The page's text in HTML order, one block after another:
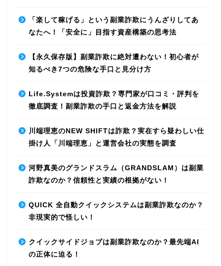
「楽して稼げる」という副業詐欺にうんざりしてあ
なたへ！「安全に」目指す資産構築の思考法
【永久保存版】副業詐欺に絶対遭わない！初心者が
知るべき7つの危険な手口と見分け方
Life.Systemは投資詐欺？専門家が口コミ・評判を
徹底調査！副業詐欺の手口と返金方法を解説
川端理恵のNEW SHIFTは詐欺？実在すら疑わしい仕
掛け人「川端理恵」と運営会社の実態を調査
河野真美のグランドスラム（GRANDSLAM）は副業
詐欺なのか？信頼性と実績の根拠がない！
QUICK 全自動クイックシステムは副業詐欺なのか？
非現実的で怪しい！
クイックサイドジョブは副業詐欺なのか？最先端AI
の正体に迫る！